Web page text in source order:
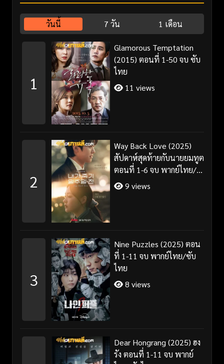
วันนี้ 7 วัน 1 เดือน
1
Glamorous Temptation
(2015) ตอนที่ 1-50 จบ ซับ
ไทย
11 views
2
Way Back Love (2025)
สัปดาห์สุดท้ายกับนายยมทูต
ตอนที่ 1-6 จบ พากย์ไทย/
ซับไทย
9 views
3
Nine Puzzles (2025) ตอน
ที่ 1-11 จบ พากย์ไทย/ซับ
ไทย
8 views
Dear Hongrang (2025) ฮง
รัง ตอนที่ 1-11 จบ พากย์